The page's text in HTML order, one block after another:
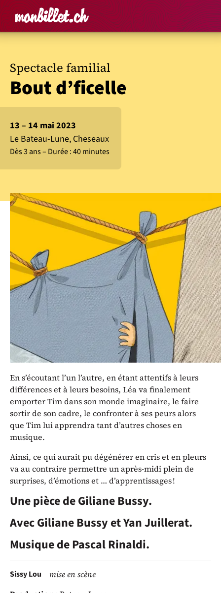
Accueil Rechercher un
Panier
Spectacle familial
Bout d’ficelle
13 – 14 mai 2023
Le Bateau-Lune, Cheseaux
Dès 3 ans Durée : 40 minutes
Tim et Léa sont deux enfants qui
doivent partager le même espace
durant un après-midi. Tim
voudrait jouer du ukulélé dans un
endroit calme, propre et rangé
alors que Léa, souhaite construire
une cabane. Comment faire avec
des projets si différents ?
En s’écoutant l’un l’autre, en étant attentifs à leurs
différences et à leurs besoins, Léa va finalement
emporter Tim dans son monde imaginaire, le faire
sortir de son cadre, le confronter à ses peurs alors
que Tim lui apprendra tant d’autres choses en
musique.
Ainsi, ce qui aurait pu dégénérer en cris et en pleurs
va au contraire permettre un après-midi plein de
surprises, d’émotions et … d’apprentissages !
Une pièce de Giliane Bussy.
Avec Giliane Bussy et Yan Juillerat.
Musique de Pascal Rinaldi.
Sissy Lou
mise en scène